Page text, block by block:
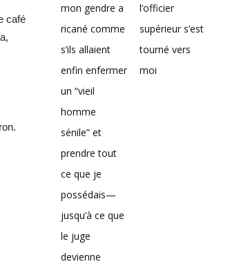
café
mon gendre a
ricané comme
s’ils allaient
enfin enfermer
un “vieil
homme
sénile” et
prendre tout
ce que je
possédais—
jusqu’à ce que
le juge
devienne
l’officier
supérieur s’est
tourné vers
moi